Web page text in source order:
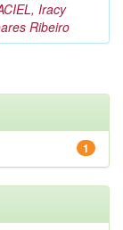
Iracy
Ribeiro
1